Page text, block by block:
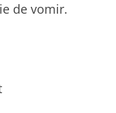
de vomir.